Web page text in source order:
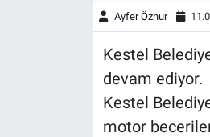
Ayfer Öznur
Kestel
devam ediyor.
Kestel
motor